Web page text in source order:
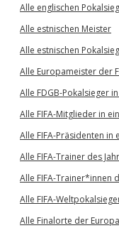
Alle englischen
Alle estnischen Meister
Alle estnischen
Alle Europameister der
Alle FDGB-Pokalsieger
Alle FIFA-Mitglieder in
Alle FIFA-Präsidenten in
Alle FIFA-Trainer des
Alle FIFA-Trainer*innen
Alle FIFA-
Alle Finalorte der